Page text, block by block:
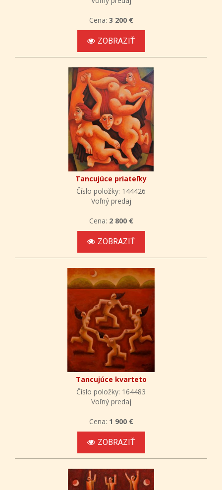
Cena: 3 200 €
ZOBRAZIŤ
Tancujúce priateľky
Číslo položky: 144426
Voľný predaj
Cena: 2 800 €
ZOBRAZIŤ
Tancujúce kvarteto
Číslo položky: 164483
Voľný predaj
Cena: 1 900 €
ZOBRAZIŤ